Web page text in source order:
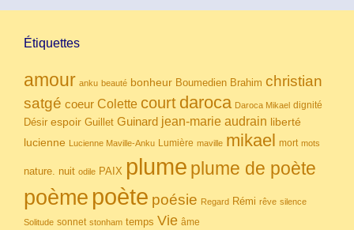
Étiquettes
amour anku beauté bonheur Boumedien Brahim christian
satgé coeur Colette court daroca Daroca Mikael dignité
Désir espoir Guillet Guinard jean-marie audrain liberté
lucienne Lucienne Maville-Anku Lumière maville mikael mort mots
nature. nuit odile PAIX plume plume de poète
poème poète poésie Regard Rémi rêve silence
Solitude sonnet stonham temps Vie âme